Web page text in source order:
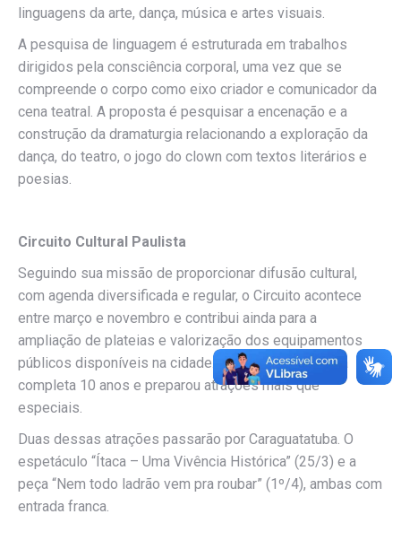
linguagens da arte, dança, música e artes visuais.
A pesquisa de linguagem é estruturada em trabalhos
dirigidos pela consciência corporal, uma vez que se
compreende o corpo como eixo criador e comunicador da
cena teatral. A proposta é pesquisar a encenação e a
construção da dramaturgia relacionando a exploração da
dança, do teatro, o jogo do clown com textos literários e
poesias.
Circuito Cultural Paulista
Seguindo sua missão de proporcionar difusão cultural,
com agenda diversificada e regular, o Circuito acontece
entre março e novembro e contribui ainda para a
ampliação de plateias e valorização dos equipamentos
públicos disponíveis na cidade. Em 2017 o programa
completa 10 anos e preparou atrações mais que
especiais.
Duas dessas atrações passarão por Caraguatatuba. O
espetáculo “Ítaca – Uma Vivência Histórica” (25/3) e a
peça “Nem todo ladrão vem pra roubar” (1º/4), ambas com
entrada franca.